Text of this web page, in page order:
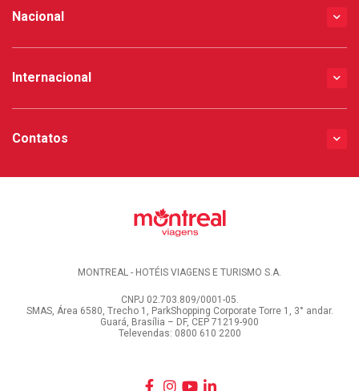
Nacional
Internacional
Contatos
MONTREAL - HOTÉIS VIAGENS E TURISMO S.A.
CNPJ 02.703.809/0001-05.
SMAS, Área 6580, Trecho 1, ParkShopping Corporate Torre 1, 3° andar.
Guará, Brasília – DF, CEP 71219-900
Televendas: 0800 610 2200